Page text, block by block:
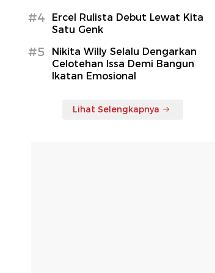
#4
Ercel Rulista Debut Lewat Kita
Satu Genk
#5
Nikita Willy Selalu Dengarkan
Celotehan Issa Demi Bangun
Ikatan Emosional
Lihat Selengkapnya